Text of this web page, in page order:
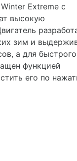
Extreme с
высокую
зим и
а для быстрого
функцией
его по